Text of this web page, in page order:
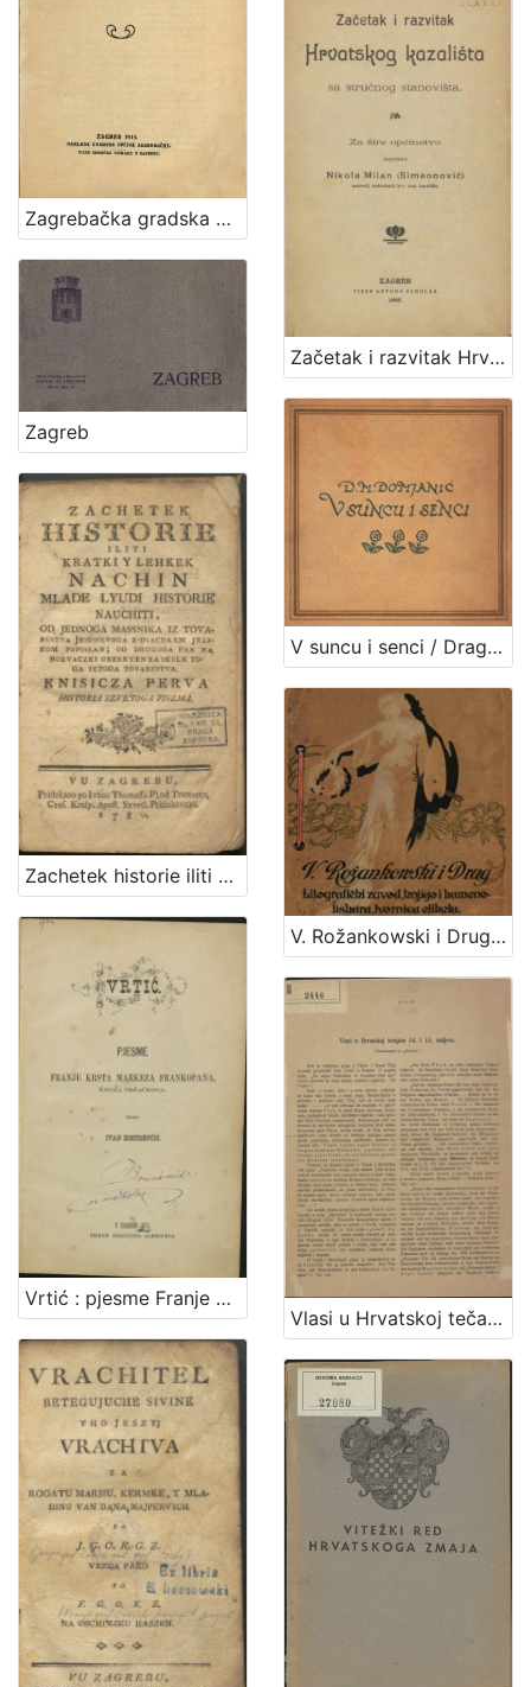
Zagrebačka gradska općina i njezin odnošaj prema Zagrebačkom električnom tramvaju dioničarskom društvu
Zagreb
Začetak i razvitak Hrvatskog kazališta sa stručnog stanovišta : za šire općinstvo / napisao Nikola Milan (Simeonović)
Zachetek historie iliti Kratki y lehkek nachin mlade lyudi historie nauchiti : knisicza perva : historia Szvetoga Piszma / od Jednoga Massnika iz Tovarustva Jesussevoga z-diachkem jezikom popiszan ; od drugoga pak na horvaczki obernyen za skole toga iztoga tovarustva
V suncu i senci / Dragutin M. Domjanić ; [zredila, nakinčila i z rukom na kamen napisala Olga Höcker]
Vrtić : pjesme Franje Krsta markeza Frankopana, kneza Tržačkoga / izdao Ivan Kostrenčić
V. Rožankowski i Drug : litografički zavod, knjigo i kamenotiskara, tvornica etiketa : 1898-1913
Vlasi u Hrvatskoj tečajem 14. i 15. stoljeća / [Vjekoslav Klaić]